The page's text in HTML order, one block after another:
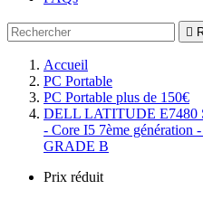

Accueil
PC Portable
PC Portable plus de 150€
DELL LATITUDE E7480
- Core I5 7ème génération
GRADE B
Prix réduit